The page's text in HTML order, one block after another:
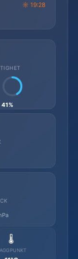
☼ 19:28
41%
🌡️